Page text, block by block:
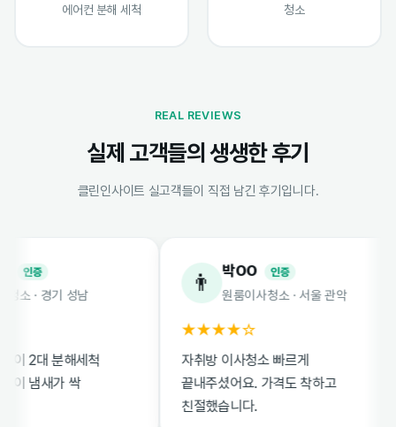
에어컨 분해 세척
청소
REAL REVIEWS
실제 고객들의 생생한 후기
클린인사이트 실고객들이 직접 남긴 후기입니다.
경기 성남
분해세척
새가 싹
박OO 인증
원룸이사청소 · 서울 관악
★★★★☆
자취방 이사청소 빠르게
끝내주셨어요. 가격도 착하고
친절했습니다.